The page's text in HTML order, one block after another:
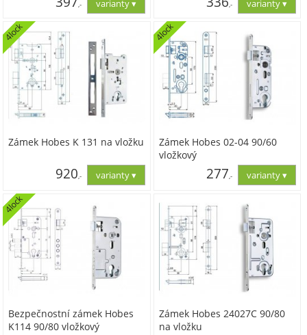
,- ,-
Zámek Hobes K 131 na vložku
4lock
920,-
Zámek Hobes 02-04 90/60
vložkový
4lock
277,-
Bezpečnostní zámek Hobes
K114 90/80 vložkový
4lock
Zámek Hobes 24027C 90/80
na vložku